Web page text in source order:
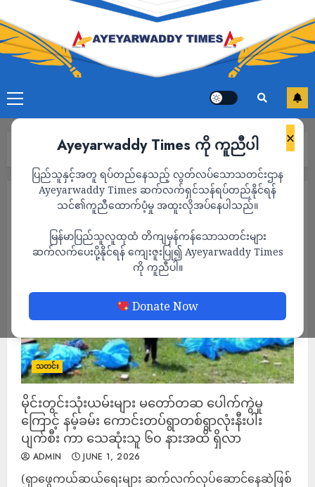
×
Ayeyarwaddy Times ကို ကူညီပါ
ပြည်သူနှင့်အတူ ရပ်တည်နေသည့် လွတ်လပ်သောသတင်းဌာန
Ayeyarwaddy Times ဆက်လက်ရှင်သန်ရပ်တည်နိုင်ရန်
သင်၏ကူညီထောက်ပံ့မှု အထူးလိုအပ်နေပါသည်။
မြန်မာပြည်သူလူထုထံ တိကျမှန်ကန်သောသတင်းများ
ဆက်လက်ပေးပို့နိုင်ရန် ကျေးဇူးပြု၍ Ayeyarwaddy Times
ကို ကူညီပါ။
Donate Now
2026 June Page 32
Month:June 2026
သတင်း
မိုင်းတွင်းသုံးယမ်းများ မတော်တဆ ပေါက်ကွဲမှု
ကြောင့် နမ့်ခမ်း ကောင်းတပ်ရွာတစ်ရွာလုံးနီးပါး
ပျက်စီး ကာ သေဆုံးသူ ၆၀ နားအထိ ရှိလာ
ADMIN JUNE 1, 2026
(ရှာဖွေကယ်ဆယ်ရေးများ ဆက်လက်လုပ်ဆောင်နေဆဲဖြစ်